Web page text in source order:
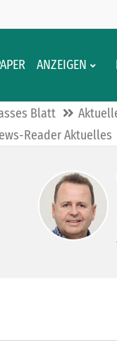
ANZEIGEN
Blatt
Reader Aktuelles